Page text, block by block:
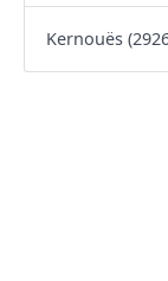
Kernouës